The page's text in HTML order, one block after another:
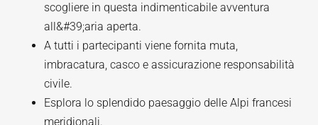
scogliere in questa indimenticabile avventura
all&#39;aria aperta.
A tutti i partecipanti viene fornita muta,
imbracatura, casco e assicurazione responsabilità
civile.
Esplora lo splendido paesaggio delle Alpi francesi
meridionali.